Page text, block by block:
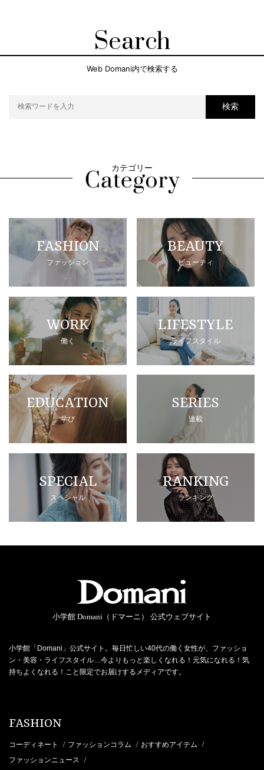
Search
Web Domani内で検索する
検索
カテゴリー
FASHION
ファッション
BEAUTY
ビューティ
WORK
働く
LIFESTYLE
ライフスタイル
EDUCATION
学び
SERIES
連載
SPECIAL
スペシャル
RANKING
ランキング
小学館 Domani（ドマーニ） 公式ウェブサイト
小学館「Domani」公式サイト。毎日忙しい40代の働く女性が、ファッショ
ン・美容・ライフスタイル…今よりもっと楽しくなれる！元気になれる！気
持ちよくなれる！こと限定でお届けするメディアです。
FASHION
コーディネート / ファッションコラム / おすすめアイテム /
ファッションニュース /